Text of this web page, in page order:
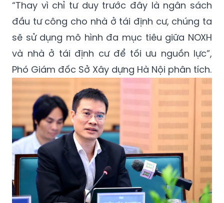
“Thay vì chỉ tư duy trước đây là ngân sách
đầu tư công cho nhà ở tái định cư, chúng ta
sẽ sử dụng mô hình đa mục tiêu giữa NOXH
và nhà ở tái định cư để tối ưu nguồn lực”,
Phó Giám đốc Sở Xây dựng Hà Nội phân tích.